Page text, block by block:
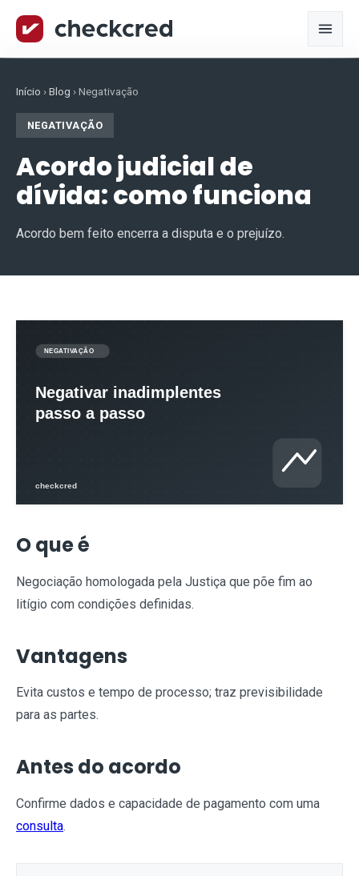
Início ›Blog ›Negativação
NEGATIVAÇÃO
Acordo judicial de
dívida: como funciona
Acordo bem feito encerra a disputa e o prejuízo.
O que é
Negociação homologada pela Justiça que põe fim ao
litígio com condições definidas.
Vantagens
Evita custos e tempo de processo; traz previsibilidade
para as partes.
Antes do acordo
Confirme dados e capacidade de pagamento com uma
consulta.